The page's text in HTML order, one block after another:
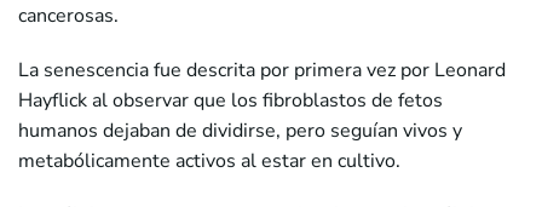
cancerosas.
La senescencia fue descrita por primera vez por Leonard
Hayflick al observar que los fibroblastos de fetos
humanos dejaban de dividirse, pero seguían vivos y
metabólicamente activos al estar en cultivo.